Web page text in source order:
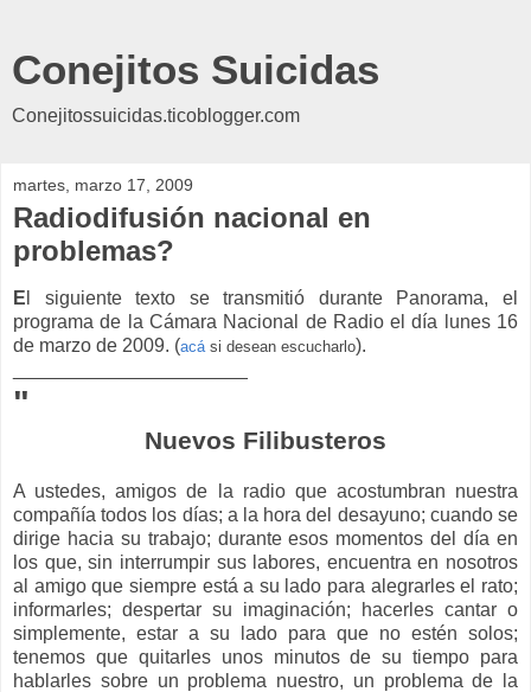
Conejitos Suicidas
Conejitossuicidas.ticoblogger.com
martes, marzo 17, 2009
Radiodifusión nacional en
problemas?
E l siguiente texto se transmitió durante Panorama, el
programa de la Cámara Nacional de Radio el día lunes 16
de marzo de 2009. (acá si desean escucharlo).
"
Nuevos Filibusteros
A ustedes, amigos de la radio que acostumbran nuestra
compañía todos los días; a la hora del desayuno; cuando se
dirige hacia su trabajo; durante esos momentos del día en
los que, sin interrumpir sus labores, encuentra en nosotros
al amigo que siempre está a su lado para alegrarles el rato;
informarles; despertar su imaginación; hacerles cantar o
simplemente, estar a su lado para que no estén solos;
tenemos que quitarles unos minutos de su tiempo para
hablarles sobre un problema nuestro, un problema de la